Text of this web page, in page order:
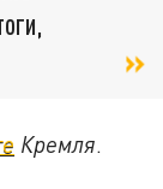
Кремля.